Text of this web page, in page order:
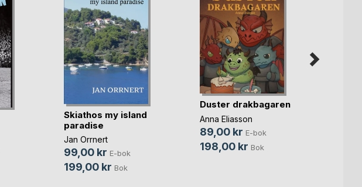
Skiathos my island
paradise
Jan Orrnert
99,00 kr E-bok
199,00 kr Bok
Duster drakbagaren
Anna Eliasson
89,00 kr E-bok
198,00 kr Bok